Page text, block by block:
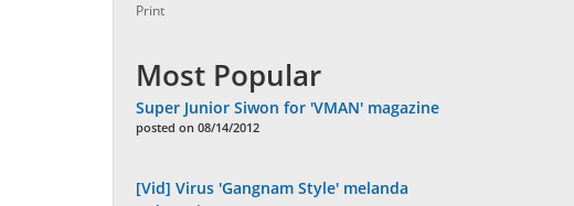
Print
Most Popular
Super Junior Siwon for 'VMAN' magazine
posted on 08/14/2012
[Vid] Virus 'Gangnam Style' melanda